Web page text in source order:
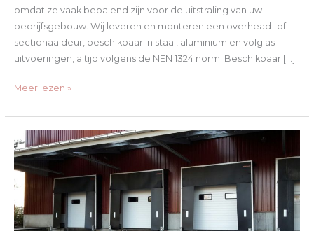
omdat ze vaak bepalend zijn voor de uitstraling van uw
bedrijfsgebouw. Wij leveren en monteren een overhead- of
sectionaaldeur, beschikbaar in staal, aluminium en volglas
uitvoeringen, altijd volgens de NEN 1324 norm. Beschikbaar […]
Meer lezen »
Dock
Shelters